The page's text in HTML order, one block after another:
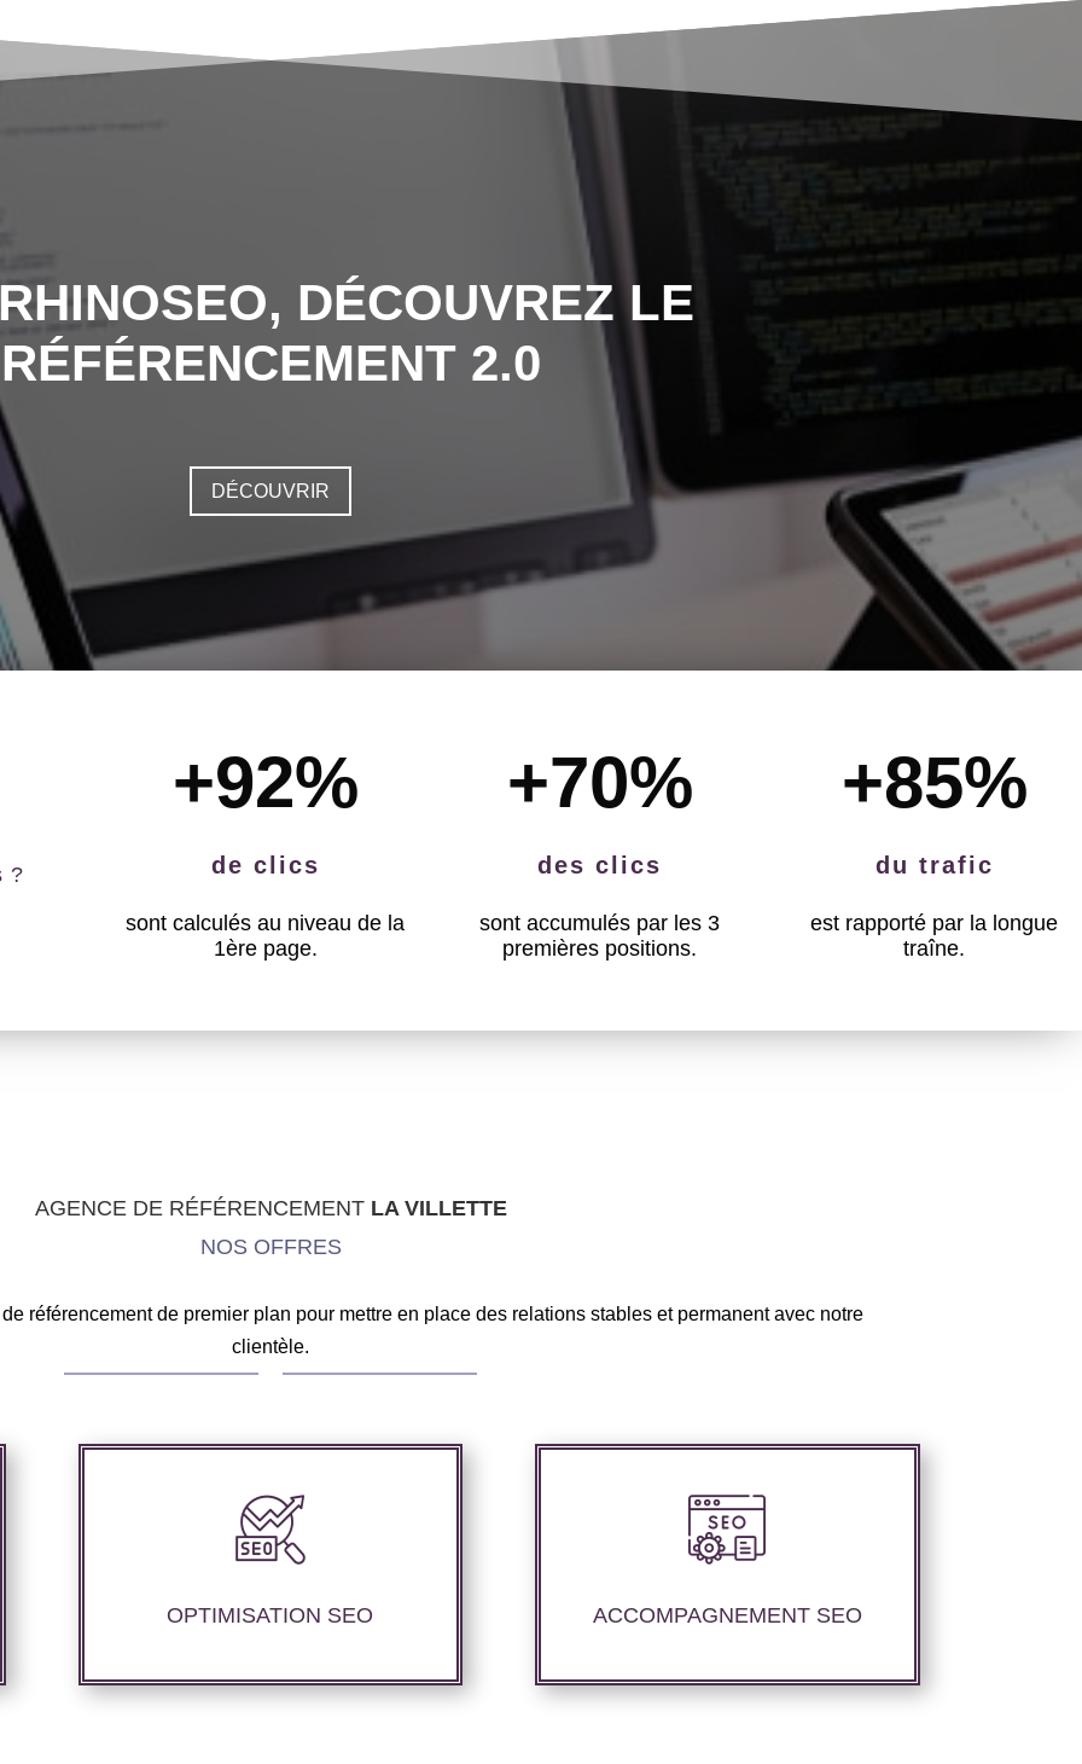
DÉCOUVREZ LE
RÉFÉRENCEMENT 2.0
DÉCOUVRIR
?
+92%
de clics
sont calculés au niveau de la
1ère page.
+70%
des clics
sont accumulés par les 3
premières positions.
+85%
du trafic
est rapporté par la longue
traîne.
AGENCE DE RÉFÉRENCEMENT LA VILLETTE
NOS OFFRES
référencement de premier plan pour mettre en place des relations stables et permanent avec notre
clientèle.
OPTIMISATION SEO
Notre agence SEO propose des services
d’optimisation technique de site web,
d’ajustement de contenu afin de
ACCOMPAGNEMENT SEO
Nous proposons un suivi et un rapport
de positionnement pour vous permettre
mise en place.